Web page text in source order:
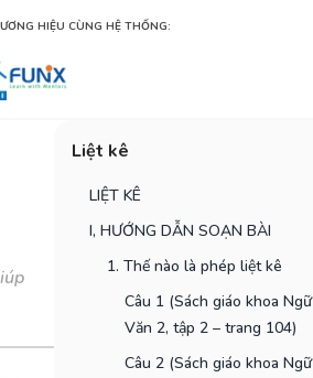
HIỆU CÙNG HỆ THỐNG:
Liệt kê
LIỆT KÊ
I, HƯỚNG DẪN SOẠN BÀI
1. Thế nào là phép liệt kê
Câu 1 (Sách giáo khoa Ngữ
Văn 2, tập 2 – trang 104)
Câu 2 (Sách giáo khoa Ngữ